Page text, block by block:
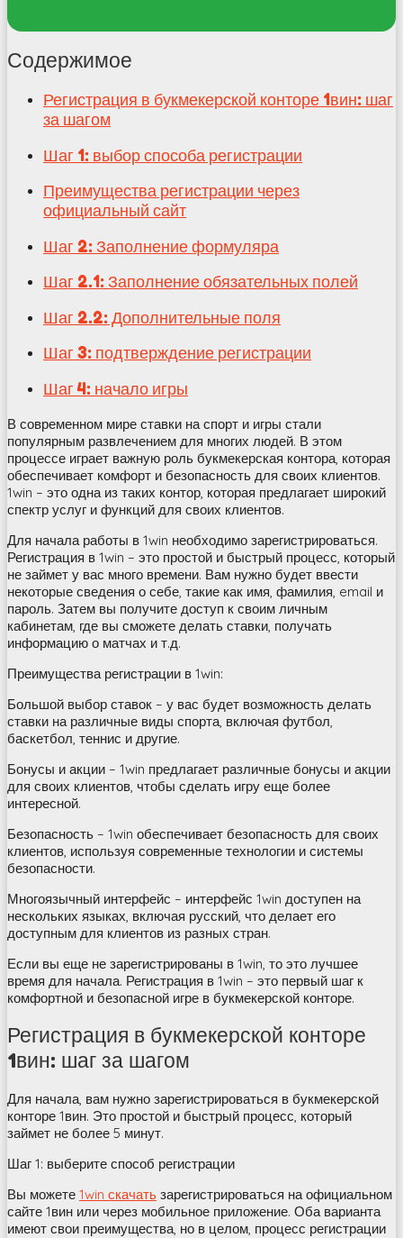
Содержимое
Регистрация в букмекерской конторе 1вин: шаг
за шагом
Шаг 1: выбор способа регистрации
Преимущества регистрации через
официальный сайт
Шаг 2: Заполнение формуляра
Шаг 2.1: Заполнение обязательных полей
Шаг 2.2: Дополнительные поля
Шаг 3: подтверждение регистрации
Шаг 4: начало игры
В современном мире ставки на спорт и игры стали
популярным развлечением для многих людей. В этом
процессе играет важную роль букмекерская контора, которая
обеспечивает комфорт и безопасность для своих клиентов.
1win – это одна из таких контор, которая предлагает широкий
спектр услуг и функций для своих клиентов.
Для начала работы в 1win необходимо зарегистрироваться.
Регистрация в 1win – это простой и быстрый процесс, который
не займет у вас много времени. Вам нужно будет ввести
некоторые сведения о себе, такие как имя, фамилия, email и
пароль. Затем вы получите доступ к своим личным
кабинетам, где вы сможете делать ставки, получать
информацию о матчах и т.д.
Преимущества регистрации в 1win:
Большой выбор ставок – у вас будет возможность делать
ставки на различные виды спорта, включая футбол,
баскетбол, теннис и другие.
Бонусы и акции – 1win предлагает различные бонусы и акции
для своих клиентов, чтобы сделать игру еще более
интересной.
Безопасность – 1win обеспечивает безопасность для своих
клиентов, используя современные технологии и системы
безопасности.
Многоязычный интерфейс – интерфейс 1win доступен на
нескольких языках, включая русский, что делает его
доступным для клиентов из разных стран.
Если вы еще не зарегистрированы в 1win, то это лучшее
время для начала. Регистрация в 1win – это первый шаг к
комфортной и безопасной игре в букмекерской конторе.
Регистрация в букмекерской конторе
1вин: шаг за шагом
Для начала, вам нужно зарегистрироваться в букмекерской
конторе 1вин. Это простой и быстрый процесс, который
займет не более 5 минут.
Шаг 1: выберите способ регистрации
Вы можете 1win скачать зарегистрироваться на официальном
сайте 1вин или через мобильное приложение. Оба варианта
имеют свои преимущества, но в целом, процесс регистрации